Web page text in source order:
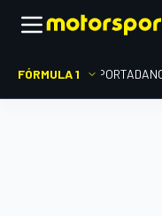
FÓRMULA 1 PORTADA